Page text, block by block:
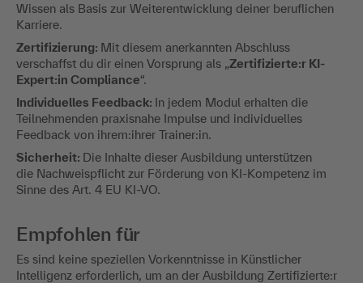
Wissen als Basis zur Weiterentwicklung deiner beruflichen
Karriere.
Zertifizierung: Mit diesem anerkannten Abschluss
verschaffst du dir einen Vorsprung als „Zertifizierte:r KI-
Expert:in Compliance“.
Individuelles Feedback: In jedem Modul erhalten die
Teilnehmenden praxisnahe Impulse und individuelles
Feedback von ihrem:ihrer Trainer:in.
Sicherheit: Die Inhalte dieser Ausbildung unterstützen
die Nachweispflicht zur Förderung von KI-Kompetenz im
Sinne des Art. 4 EU KI-VO.
Empfohlen für
Es sind keine speziellen Vorkenntnisse in Künstlicher
Intelligenz erforderlich, um an der Ausbildung Zertifizierte:r